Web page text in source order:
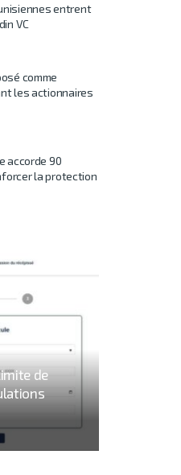
entrent
VC
comme
les actionnaires
accorde 90
la protection
de